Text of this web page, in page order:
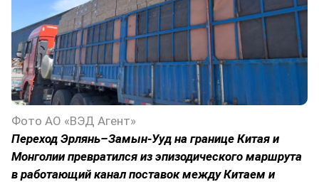
Фото АО «ВЭД Агент»
Переход Эрлянь–Замын-Ууд на границе Китая и
Монголии превратился из эпизодического маршрута
в работающий канал поставок между Китаем и